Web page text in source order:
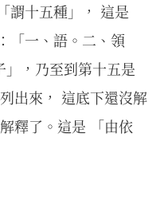
謂十五種」， 這是
「一、語。二、領
，乃至到第十五是
出來， 這底下還沒解
釋了。這是 「由依